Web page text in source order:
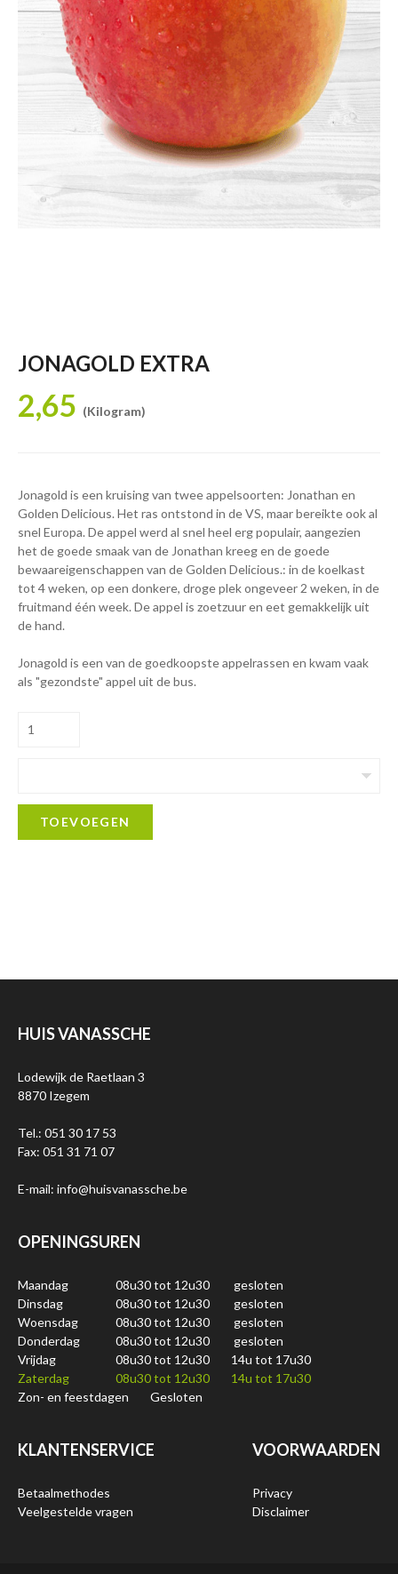
JONAGOLD EXTRA
2,65 (Kilogram)
Jonagold is een kruising van twee appelsoorten: Jonathan en
Golden Delicious. Het ras ontstond in de VS, maar bereikte ook al
snel Europa. De appel werd al snel heel erg populair, aangezien
het de goede smaak van de Jonathan kreeg en de goede
bewaareigenschappen van de Golden Delicious.: in de koelkast
tot 4 weken, op een donkere, droge plek ongeveer 2 weken, in de
fruitmand één week. De appel is zoetzuur en eet gemakkelijk uit
de hand.
Jonagold is een van de goedkoopste appelrassen en kwam vaak
als "gezondste" appel uit de bus.
TOEVOEGEN
HUIS VANASSCHE
Lodewijk de Raetlaan 3
8870 Izegem
Tel.: 051 30 17 53
Fax: 051 31 71 07
E-mail: info@huisvanassche.be
OPENINGSUREN
Maandag 08u30 tot 12u30
gesloten
Dinsdag
08u30 tot 12u30
gesloten
Woensdag
08u30 tot 12u30
gesloten
Donderdag
08u30 tot 12u30
gesloten
Vrijdag
08u30 tot 12u30
14u tot 17u30
Zaterdag
08u30 tot 12u30
14u tot 17u30
Zon- en feestdagen
Gesloten
KLANTENSERVICE
Betaalmethodes
Veelgestelde vragen
VOORWAARDEN
Privacy
Disclaimer